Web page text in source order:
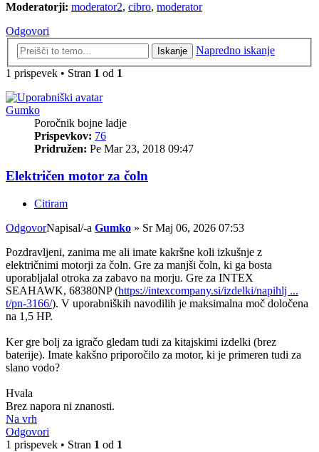
Moderatorji: moderator2, cibro, moderator
Odgovori
Iskanje
Napredno iskanje
1 prispevek • Stran 1 od 1
Gumko
Poročnik bojne ladje
Prispevkov: 76
Pridružen: Pe Mar 23, 2018 09:47
Električen motor za čoln
Citiram
OdgovorNapisal/-a Gumko » Sr Maj 06, 2026 07:53
Pozdravljeni, zanima me ali imate kakršne koli izkušnje z
električnimi motorji za čoln. Gre za manjši čoln, ki ga bosta
uporabljalal otroka za zabavo na morju. Gre za INTEX
SEAHAWK, 68380NP (https://intexcompany.si/izdelki/napihlj ...
t/pn-3166/). V uporabniških navodilih je maksimalna moč določena
na 1,5 HP.
Ker gre bolj za igračo gledam tudi za kitajskimi izdelki (brez
baterije). Imate kakšno priporočilo za motor, ki je primeren tudi za
slano vodo?
Hvala
Brez napora ni znanosti.
Na vrh
Odgovori
1 prispevek • Stran 1 od 1